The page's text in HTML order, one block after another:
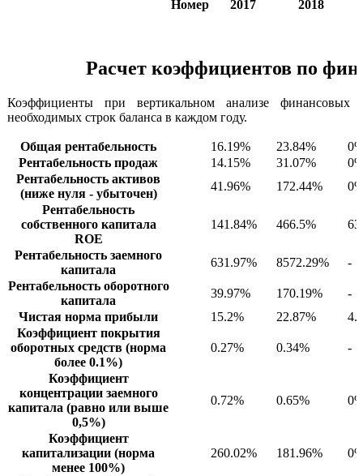
Номер 2017 2018
Расчет коэффициентов по
Коэффициенты при вертикальном анализе финансовых
необходимых строк баланса в каждом году.
Общая рентабельность 16.19% 23.84%
Рентабельность продаж
14.15% 31.07%
Рентабельность активов
(ниже нуля - убыточен)
41.96% 172.44%
Рентабельность
собственного капитала
ROE
141.84% 466.5%
Рентабельность заемного
капитала
631.97% 8572.29%
-
Рентабельность оборотного
капитала
39.97% 170.19%
-
Чистая норма прибыли
15.2% 22.87%
Коэффициент покрытия
оборотных средств (норма
более 0.1%)
0.27% 0.34% -
Коэффициент
концентрации заемного
капитала (равно или выше
0,5%)
0.72% 0.65%
Коэффициент
капитализации (норма
менее 100%)
260.02% 181.96%